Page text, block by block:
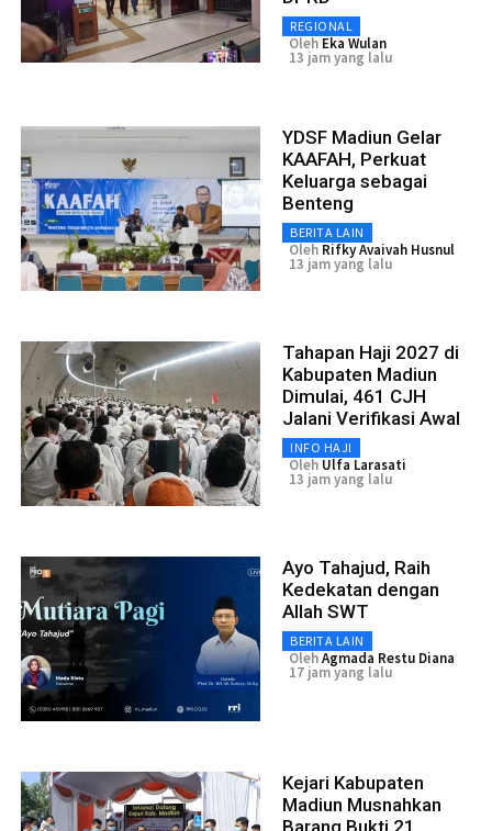
REGIONAL
Oleh Eka Wulan
13 jam yang lalu
YDSF Madiun Gelar
KAAFAH, Perkuat
Keluarga sebagai
Benteng
BERITA LAIN
Oleh Rifky Avaivah Husnul
13 jam yang lalu
Tahapan Haji 2027 di
Kabupaten Madiun
Dimulai, 461 CJH
Jalani Verifikasi Awal
INFO HAJI
Oleh Ulfa Larasati
13 jam yang lalu
Ayo Tahajud, Raih
Kedekatan dengan
Allah SWT
BERITA LAIN
OlehAgmada Restu Diana
17 jam yang lalu
Kejari Kabupaten
Madiun Musnahkan